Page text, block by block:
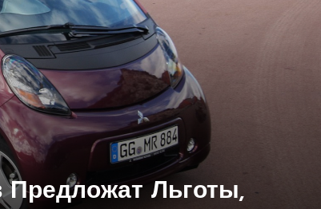
Предложат Льготы,